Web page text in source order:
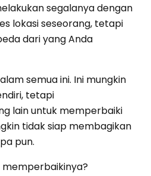
segalanya dengan
lokasi seseorang, tetapi
dari yang Anda
semua ini. Ini mungkin
tetapi
lain untuk memperbaiki
tidak siap membagikan
pun.
memperbaikinya?